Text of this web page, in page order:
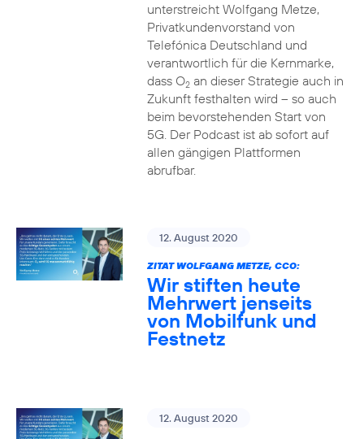
unterstreicht Wolfgang Metze,
Privatkundenvorstand von
Telefónica Deutschland und
verantwortlich für die Kernmarke,
dass O2an dieser Strategie auch in
Zukunft festhalten wird – so auch
beim bevorstehenden Start von
5G. Der Podcast ist ab sofort auf
allen gängigen Plattformen
abrufbar.
12. August 2020
ZITAT WOLFGANG METZE, CCO:
Wir stiften heute
Mehrwert jenseits
von Mobilfunk und
Festnetz
12. August 2020